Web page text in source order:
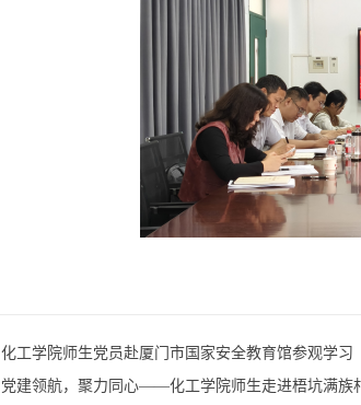
化工学院师生党员赴厦门市国家安全教育馆参观学习
党建领航，聚力同心——化工学院师生走进梧坑满族